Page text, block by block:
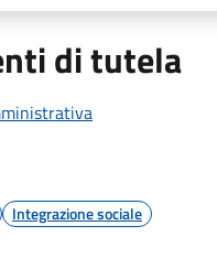
di tutela
Integrazione sociale